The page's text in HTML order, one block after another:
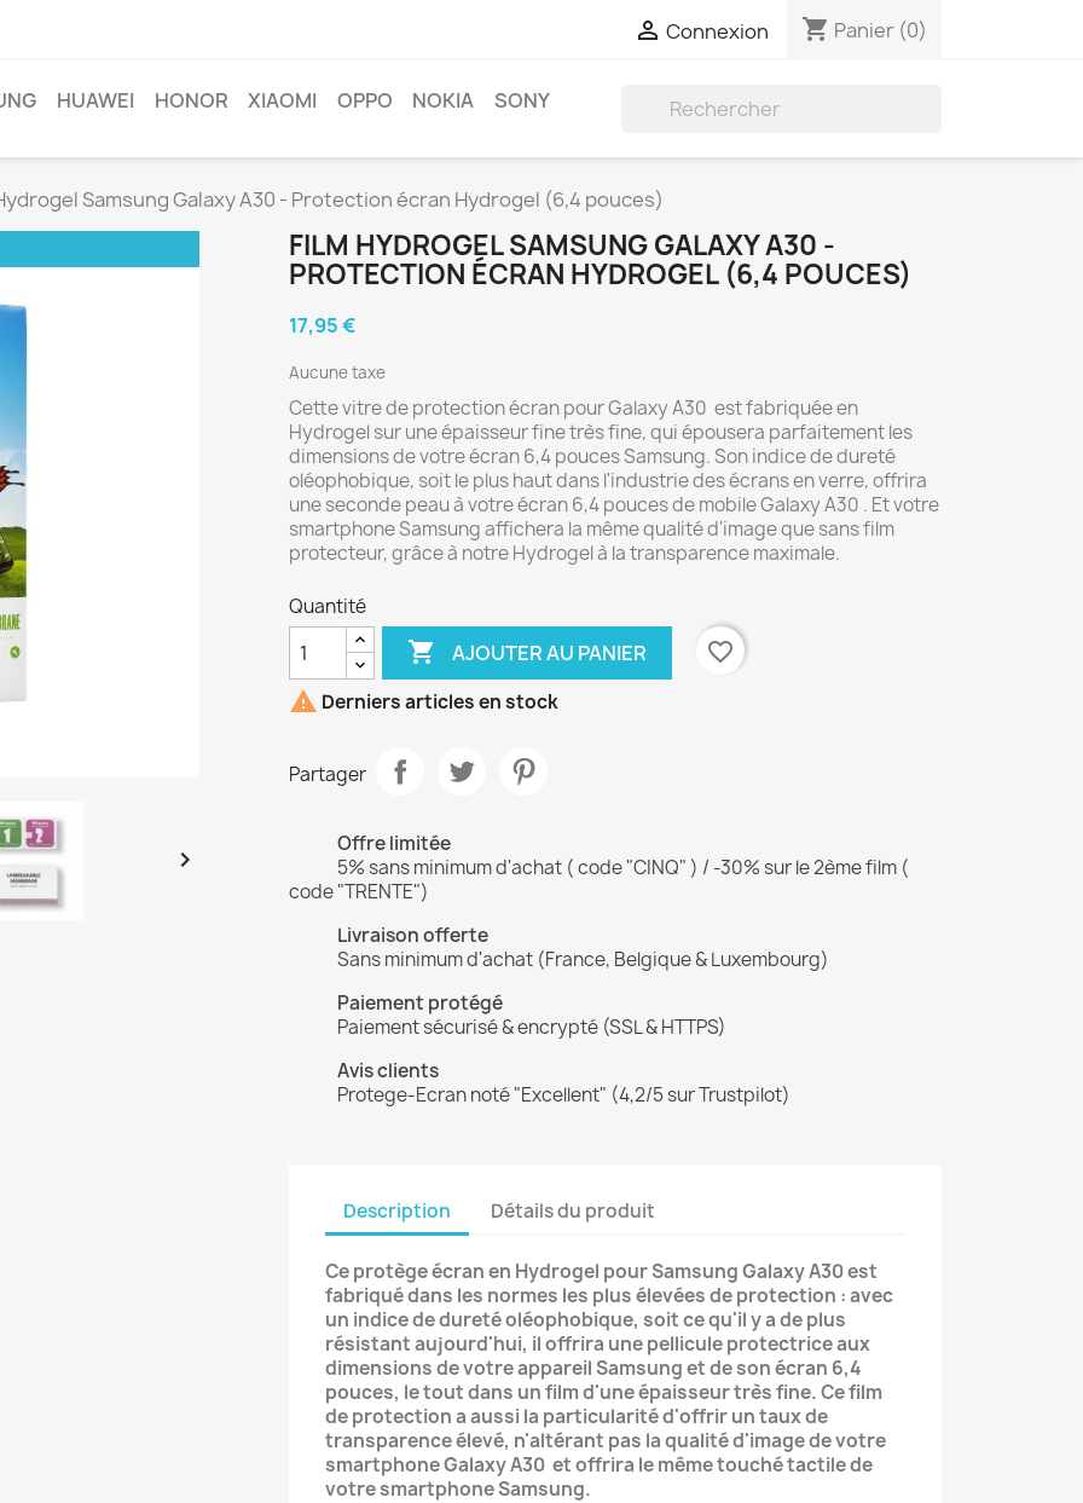
 Connexion shopping_cart Panier (0)
HUAWEI HONOR XIAOMI OPPO NOKIA SONY

Samsung Galaxy A30 - Protection écran Hydrogel (6,4 pouces)

FILM HYDROGEL SAMSUNG GALAXY A30 -
PROTECTION ÉCRAN HYDROGEL (6,4 POUCES)
17,95 €
Aucune taxe
Cette vitre de protection écran pour Galaxy A30 est fabriquée en
Hydrogel sur une épaisseur fine très fine, qui épousera parfaitement les
dimensions de votre écran 6,4 pouces Samsung. Son indice de dureté
oléophobique, soit le plus haut dans l'industrie des écrans en verre, offrira
une seconde peau à votre écran 6,4 pouces de mobile Galaxy A30 . Et votre
smartphone Samsung affichera la même qualité d'image que sans film
protecteur, grâce à notre Hydrogel à la transparence maximale.
Quantité
 AJOUTER AU PANIER
favorite_border
 Derniers articles en stock
Partager
Offre limitée
5% sans minimum d'achat ( code "CINQ" ) / -30% sur le 2ème film (
code "TRENTE")
Livraison offerte
Sans minimum d'achat (France, Belgique & Luxembourg)
Paiement protégé
Paiement sécurisé & encrypté (SSL & HTTPS)
Avis clients
Protege-Ecran noté "Excellent" (4,2/5 sur Trustpilot)
Description Détails du produit
Ce protège écran en Hydrogel pour Samsung Galaxy A30 est
fabriqué dans les normes les plus élevées de protection : avec
un indice de dureté oléophobique, soit ce qu'il y a de plus
résistant aujourd'hui, il offrira une pellicule protectrice aux
dimensions de votre appareil Samsung et de son écran 6,4
pouces, le tout dans un film d'une épaisseur très fine. Ce film
de protection a aussi la particularité d'offrir un taux de
transparence élevé, n'altérant pas la qualité d'image de votre
smartphone Galaxy A30 et offrira le même touché tactile de
votre smartphone Samsung.